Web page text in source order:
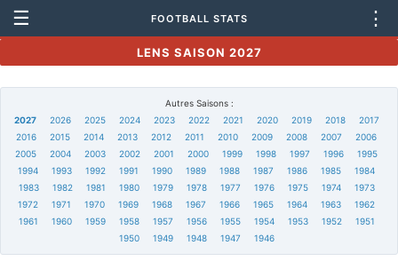
☰ FOOTBALL STATS ⋮
LENS SAISON 2027
Autres Saisons :
2027
2026 2025 2024 2023 2022 2021 2020 2019 2018
2017
2016
2015 2014 2013 2012 2011 2010 2009 2008 2007
2006
2005
2004 2003 2002 2001 2000 1999 1998 1997 1996
1995
1994
1993 1992 1991 1990 1989 1988 1987 1986 1985
1984
1983
1982 1981 1980 1979 1978 1977 1976 1975 1974
1973
1972
1971 1970 1969 1968 1967 1966 1965 1964 1963
1962
1961
1960 1959 1958 1957 1956 1955 1954 1953 1952
1951
1950
1949 1948 1947 1946